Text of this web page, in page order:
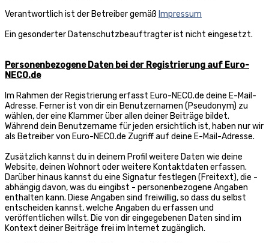
Verantwortlich ist der Betreiber gemäß Impressum
Ein gesonderter Datenschutzbeauftragter ist nicht eingesetzt.
Personenbezogene Daten bei der Registrierung auf Euro-
NECO.de
Im Rahmen der Registrierung erfasst Euro-NECO.de deine E-Mail-
Adresse. Ferner ist von dir ein Benutzernamen (Pseudonym) zu
wählen, der eine Klammer über allen deiner Beiträge bildet.
Während dein Benutzername für jeden ersichtlich ist, haben nur wir
als Betreiber von Euro-NECO.de Zugriff auf deine E-Mail-Adresse.
Zusätzlich kannst du in deinem Profil weitere Daten wie deine
Website, deinen Wohnort oder weitere Kontaktdaten erfassen.
Darüber hinaus kannst du eine Signatur festlegen (Freitext), die -
abhängig davon, was du eingibst - personenbezogene Angaben
enthalten kann. Diese Angaben sind freiwillig, so dass du selbst
entscheiden kannst, welche Angaben du erfassen und
veröffentlichen willst. Die von dir eingegebenen Daten sind im
Kontext deiner Beiträge frei im Internet zugänglich.